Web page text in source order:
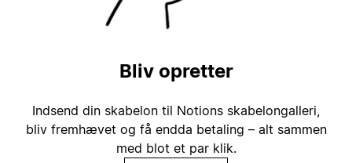
Bliv opretter
Indsend din skabelon til Notions skabelongalleri,
bliv fremhævet og få endda betaling – alt sammen
med blot et par klik.